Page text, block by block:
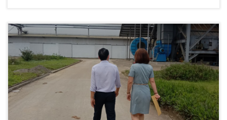
bia nên yếu tố an ninh luôn cần được đảm bảo. Không
những thế, với tình hình tệ nạn xã hội có xu hướng gia
tăng, trộm cắp, phá hoại tài sản xảy ra nhiều… Nhà hàng,
quán cafe rất cần có sự hiện diện của lực lượng bảo vệ
chuyên nghiệp.